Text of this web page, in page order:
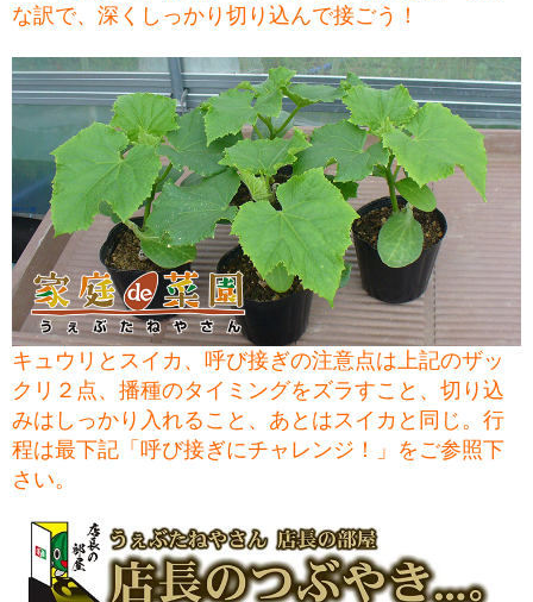
な訳で、深くしっかり切り込んで接ごう！
キュウリとスイカ、呼び接ぎの注意点は上記のザッ
クリ２点、播種のタイミングをズラすこと、切り込
みはしっかり入れること、あとはスイカと同じ。行
程は最下記「呼び接ぎにチャレンジ！」をご参照下
さい。